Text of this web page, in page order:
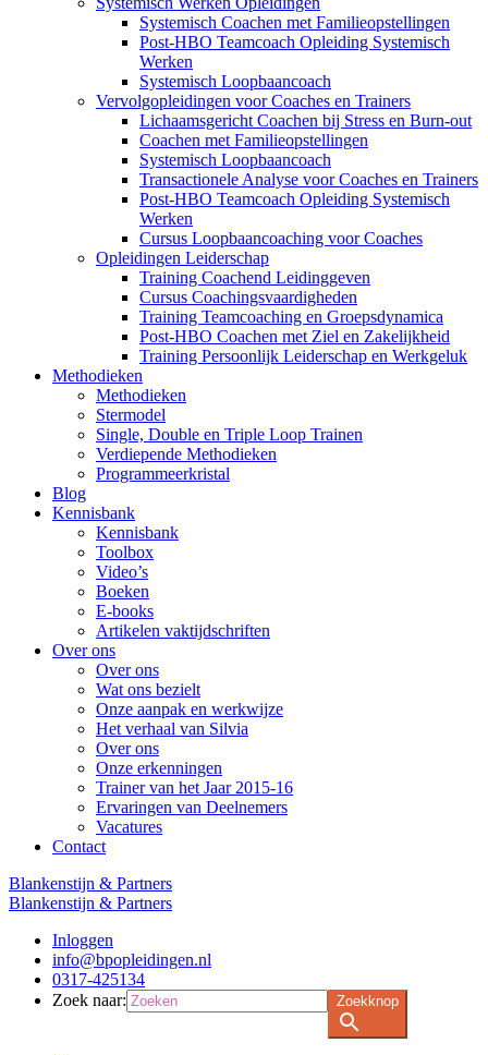
Systemisch Coachen met Familieopstellingen
Post-HBO Teamcoach Opleiding Systemisch
Werken
Systemisch Loopbaancoach
Vervolgopleidingen voor Coaches en Trainers
Lichaamsgericht Coachen bij Stress en Burn-out
Coachen met Familieopstellingen
Systemisch Loopbaancoach
Transactionele Analyse voor Coaches en Trainers
Post-HBO Teamcoach Opleiding Systemisch
Werken
Cursus Loopbaancoaching voor Coaches
Opleidingen Leiderschap
Training Coachend Leidinggeven
Cursus Coachingsvaardigheden
Training Teamcoaching en Groepsdynamica
Post-HBO Coachen met Ziel en Zakelijkheid
Training Persoonlijk Leiderschap en Werkgeluk
Methodieken
Methodieken
Stermodel
Single, Double en Triple Loop Trainen
Verdiepende Methodieken
Programmeerkristal
Blog
Kennisbank
Kennisbank
Toolbox
Video’s
Boeken
E-books
Artikelen vaktijdschriften
Over ons
Over ons
Wat ons bezielt
Onze aanpak en werkwijze
Het verhaal van Silvia
Over ons
Onze erkenningen
Trainer van het Jaar 2015-16
Ervaringen van Deelnemers
Vacatures
Contact
Blankenstijn & Partners
Blankenstijn & Partners
Inloggen
info@bpopleidingen.nl
0317-425134
Zoek naar:
Zoekknop